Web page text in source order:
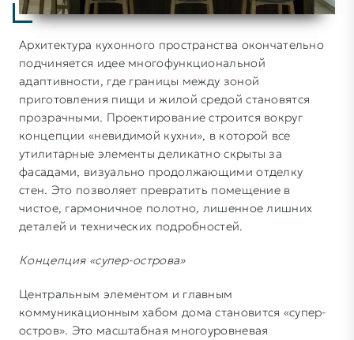
Архитектура кухонного пространства окончательно
подчиняется идее многофункциональной
адаптивности, где границы между зоной
приготовления пищи и жилой средой становятся
прозрачными. Проектирование строится вокруг
концепции «невидимой кухни», в которой все
утилитарные элементы деликатно скрыты за
фасадами, визуально продолжающими отделку
стен. Это позволяет превратить помещение в
чистое, гармоничное полотно, лишенное лишних
деталей и технических подробностей.
Концепция «супер-острова»
Центральным элементом и главным
коммуникационным хабом дома становится «супер-
остров». Это масштабная многоуровневая